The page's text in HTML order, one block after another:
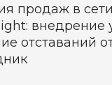
продаж в
внедрение
отставаний